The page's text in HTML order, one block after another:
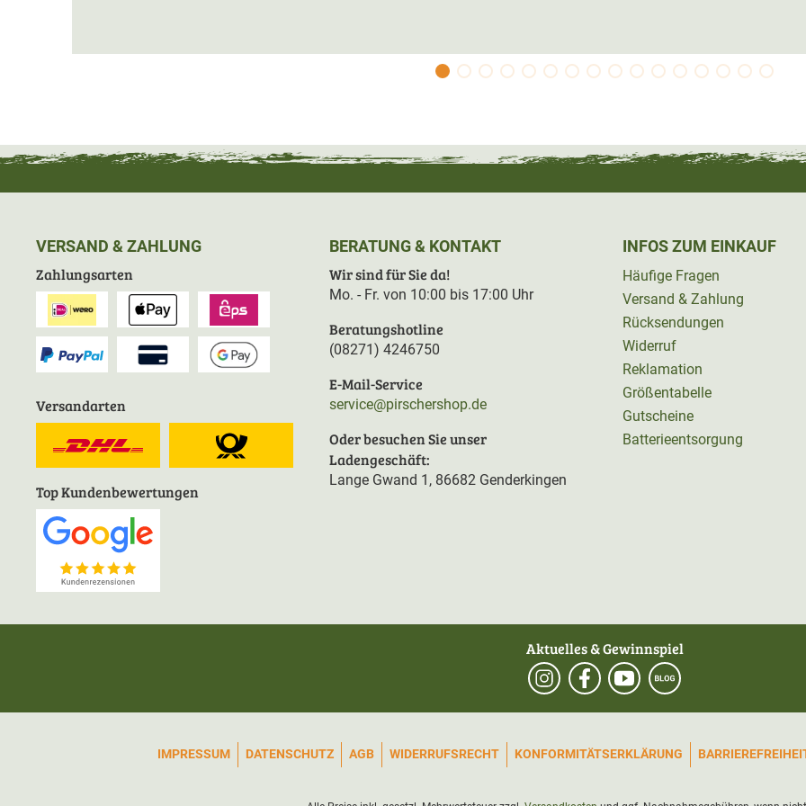
VERSAND & ZAHLUNG
Zahlungsarten
Versandarten
Top Kundenbewertungen
BERATUNG & KONTAKT
Wir sind für Sie da!
Mo. - Fr. von 10:00 bis 17:00 Uhr
Beratungshotline
(08271) 4246750
E-Mail-Service
service@pirschershop.de
Oder besuchen Sie unser
Ladengeschäft:
Lange Gwand 1, 86682 Genderkingen
INFOS ZUM EINKAUF
Häufige Fragen
Versand & Zahlung
Rücksendungen
Widerruf
Reklamation
Größentabelle
Gutscheine
Batterieentsorgung
Aktuelles & Gewinnspiel
IMPRESSUM DATENSCHUTZ AGB WIDERRUFSRECHT KONFORMITÄTSERKLÄRUNG